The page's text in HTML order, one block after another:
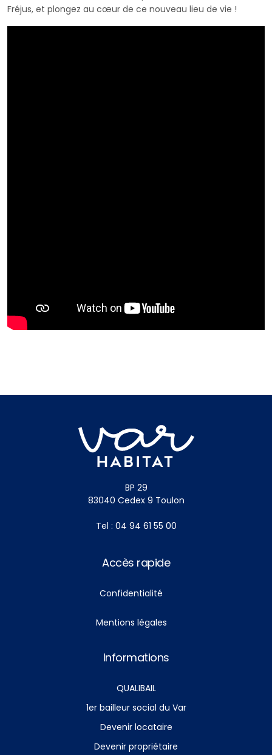
Fréjus, et plongez au cœur de ce nouveau lieu de vie !
BP 29
83040 Cedex 9 Toulon
Tel : 04 94 61 55 00
Accès rapide
Confidentialité
Mentions légales
Informations
QUALIBAIL
1er bailleur social du Var
Devenir locataire
Devenir propriétaire